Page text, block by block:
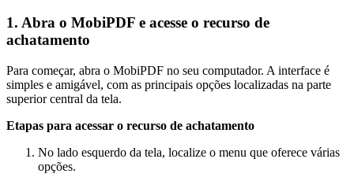
1. Abra o MobiPDF e acesse o recurso de
achatamento
Para começar, abra o MobiPDF no seu computador. A interface é
simples e amigável, com as principais opções localizadas na parte
superior central da tela.
Etapas para acessar o recurso de achatamento
No lado esquerdo da tela, localize o menu que oferece várias
opções.